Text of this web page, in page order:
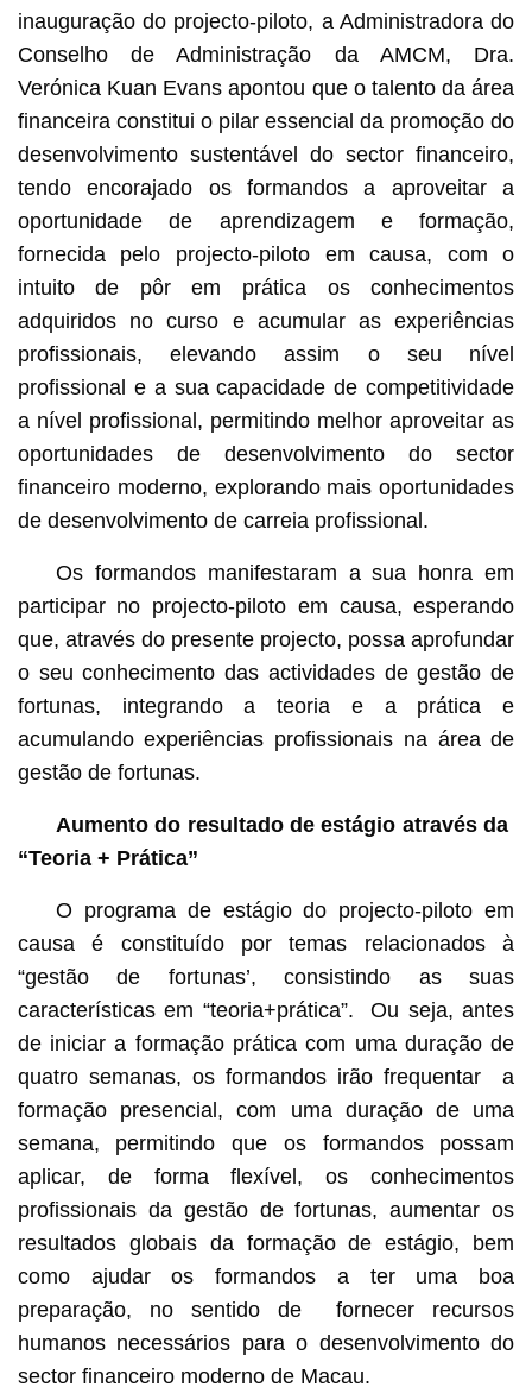
inauguração do projecto-piloto, a Administradora do
Conselho de Administração da AMCM, Dra.
Verónica Kuan Evans apontou que o talento da área
financeira constitui o pilar essencial da promoção do
desenvolvimento sustentável do sector financeiro,
tendo encorajado os formandos a aproveitar a
oportunidade de aprendizagem e formação,
fornecida pelo projecto-piloto em causa, com o
intuito de pôr em prática os conhecimentos
adquiridos no curso e acumular as experiências
profissionais, elevando assim o seu nível
profissional e a sua capacidade de competitividade
a nível profissional, permitindo melhor aproveitar as
oportunidades de desenvolvimento do sector
financeiro moderno, explorando mais oportunidades
de desenvolvimento de carreia profissional.
Os formandos manifestaram a sua honra em
participar no projecto-piloto em causa, esperando
que, através do presente projecto, possa aprofundar
o seu conhecimento das actividades de gestão de
fortunas, integrando a teoria e a prática e
acumulando experiências profissionais na área de
gestão de fortunas.
Aumento do resultado de estágio através da
“Teoria + Prática”
O programa de estágio do projecto-piloto em
causa é constituído por temas relacionados à
“gestão de fortunas’, consistindo as suas
características em “teoria+prática”. Ou seja, antes
de iniciar a formação prática com uma duração de
quatro semanas, os formandos irão frequentar a
formação presencial, com uma duração de uma
semana, permitindo que os formandos possam
aplicar, de forma flexível, os conhecimentos
profissionais da gestão de fortunas, aumentar os
resultados globais da formação de estágio, bem
como ajudar os formandos a ter uma boa
preparação, no sentido de fornecer recursos
humanos necessários para o desenvolvimento do
sector financeiro moderno de Macau.